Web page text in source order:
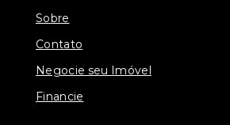
Sobre
Contato
Negocie seu Imóvel
Financie